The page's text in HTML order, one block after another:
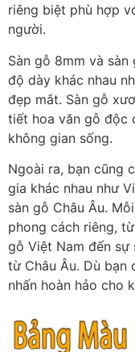
riêng biệt phù hợp
người.
Sàn gỗ 8mm và
độ dày khác nhau
đẹp mắt. Sàn gỗ
tiết hoa văn gỗ độc
không gian sống.
Ngoài ra, bạn cũng
gia khác nhau như
sàn gỗ Châu Âu.
phong cách riêng,
gỗ Việt Nam đến sự
từ Châu Âu. Dù bạn
nhấn hoàn hảo cho